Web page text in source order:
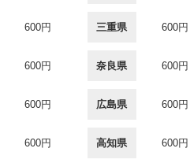
600円 三重県 600円
600円 奈良県 600円
600円 広島県 600円
600円 高知県 600円